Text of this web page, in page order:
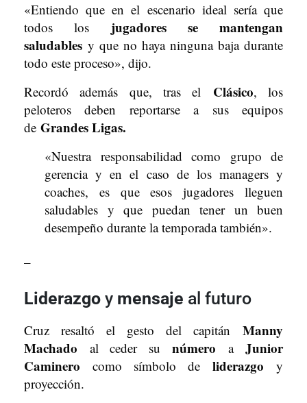
«Entiendo que en el escenario ideal sería que
todos los jugadores se mantengan
saludables y que no haya ninguna baja durante
todo este proceso», dijo.
Recordó además que, tras el Clásico, los
peloteros deben reportarse a sus equipos
de Grandes Ligas.
«Nuestra responsabilidad como grupo de
gerencia y en el caso de los managers y
coaches, es que esos jugadores lleguen
saludables y que puedan tener un buen
desempeño durante la temporada también».
–
Liderazgo y mensaje al futuro
Cruz resaltó el gesto del capitán Manny
Machado al ceder su número a Junior
Caminero como símbolo de liderazgo y
proyección.